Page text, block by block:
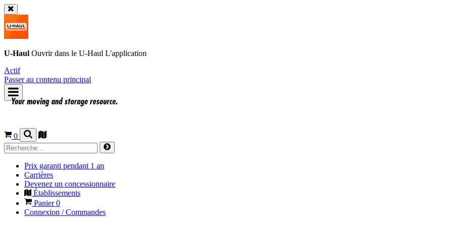
U-Haul Ouvrir dans le U-Haul L'application
Actif
Passer au contenu principal
0
Prix garanti pendant 1 an
Carrières
Devenez un concessionnaire
Établissements
Panier0
Connexion / Commandes